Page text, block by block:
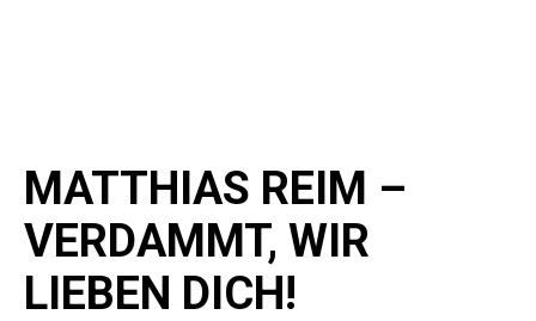
MATTHIAS REIM –
VERDAMMT, WIR
LIEBEN DICH!